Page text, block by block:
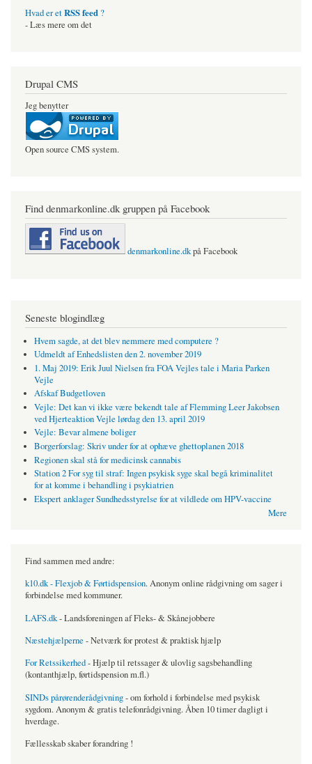
Hvad er etRSS feed ?
- Læs mere om det
Drupal CMS
Jeg benytter
Open source CMS system.
Find denmarkonline.dk gruppen på Facebook
denmarkonline.dkpå Facebook
Seneste blogindlæg
Hvem sagde, at det blev nemmere med computere ?
Udmeldt af Enhedslisten den 2. november 2019
1. Maj 2019: Erik Juul Nielsen fra FOA Vejles tale i Maria Parken
Vejle
Afskaf Budgetloven
Vejle: Det kan vi ikke være bekendt tale af Flemming Leer Jakobsen
ved Hjerteaktion Vejle lørdag den 13. april 2019
Vejle: Bevar almene boliger
Borgerforslag: Skriv under for at ophæve ghettoplanen 2018
Regionen skal stå for medicinsk cannabis
Station 2 For syg til straf: Ingen psykisk syge skal begå kriminalitet
for at komme i behandling i psykiatrien
Ekspert anklager Sundhedsstyrelse for at vildlede om HPV-vaccine
Mere
Find sammen med andre:
k10.dk - Flexjob & Førtidspension. Anonym online rådgivning om sager i
forbindelse med kommuner.
LAFS.dk- Landsforeningen af Fleks- & Skånejobbere
Næstehjælperne - Netværk for protest & praktisk hjælp
For Retssikerhed- Hjælp til retssager & ulovlig sagsbehandling
(kontanthjælp, førtidspension m.fl.)
SINDs pårørenderådgivning- om forhold i forbindelse med psykisk
sygdom. Anonym & gratis telefonrådgivning. Åben 10 timer dagligt i
hverdage.
Fællesskab skaber forandring !